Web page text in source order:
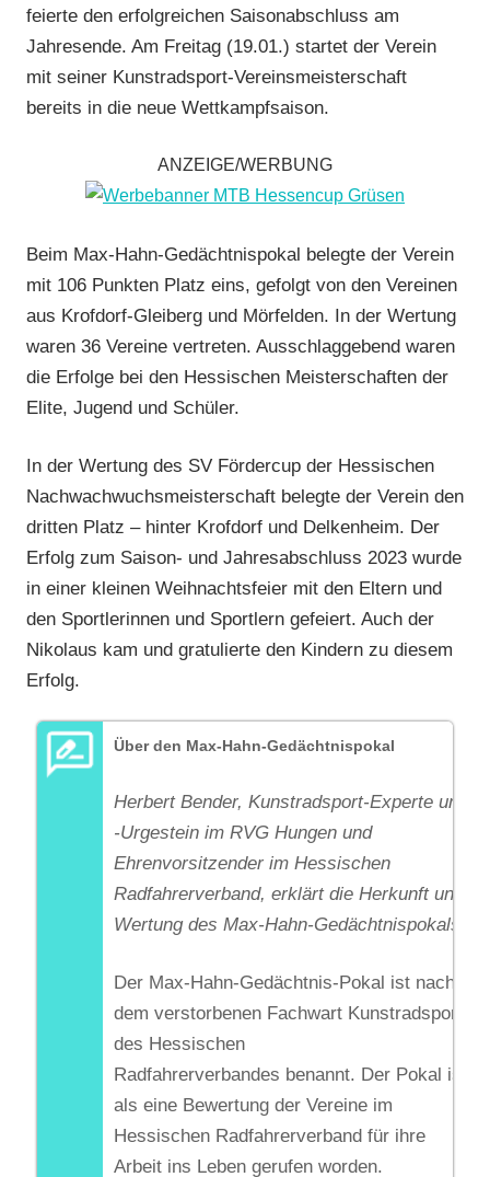
feierte den erfolgreichen Saisonabschluss am
Jahresende. Am Freitag (19.01.) startet der Verein
mit seiner Kunstradsport-Vereinsmeisterschaft
bereits in die neue Wettkampfsaison.
ANZEIGE/WERBUNG
Beim Max-Hahn-Gedächtnispokal belegte der Verein
mit 106 Punkten Platz eins, gefolgt von den Vereinen
aus Krofdorf-Gleiberg und Mörfelden. In der Wertung
waren 36 Vereine vertreten. Ausschlaggebend waren
die Erfolge bei den Hessischen Meisterschaften der
Elite, Jugend und Schüler.
In der Wertung des SV Fördercup der Hessischen
Nachwachwuchsmeisterschaft belegte der Verein den
dritten Platz – hinter Krofdorf und Delkenheim. Der
Erfolg zum Saison- und Jahresabschluss 2023 wurde
in einer kleinen Weihnachtsfeier mit den Eltern und
den Sportlerinnen und Sportlern gefeiert. Auch der
Nikolaus kam und gratulierte den Kindern zu diesem
Erfolg.
Über den Max-Hahn-Gedächtnispokal
Herbert Bender, Kunstradsport-Experte und
-Urgestein im RVG Hungen und
Ehrenvorsitzender im Hessischen
Radfahrerverband, erklärt die Herkunft und
Wertung des Max-Hahn-Gedächtnispokals:
Der Max-Hahn-Gedächtnis-Pokal ist nach
dem verstorbenen Fachwart Kunstradsport
des Hessischen
Radfahrerverbandes benannt. Der Pokal ist
als eine Bewertung der Vereine im
Hessischen Radfahrerverband für ihre
Arbeit ins Leben gerufen worden.